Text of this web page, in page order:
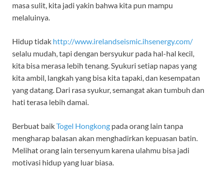
masa sulit, kita jadi yakin bahwa kita pun mampu
melaluinya.
Hidup tidak http://www.irelandseismic.ihsenergy.com/
selalu mudah, tapi dengan bersyukur pada hal-hal kecil,
kita bisa merasa lebih tenang. Syukuri setiap napas yang
kita ambil, langkah yang bisa kita tapaki, dan kesempatan
yang datang. Dari rasa syukur, semangat akan tumbuh dan
hati terasa lebih damai.
Berbuat baikTogel Hongkong pada orang lain tanpa
mengharap balasan akan menghadirkan kepuasan batin.
Melihat orang lain tersenyum karena ulahmu bisa jadi
motivasi hidup yang luar biasa.